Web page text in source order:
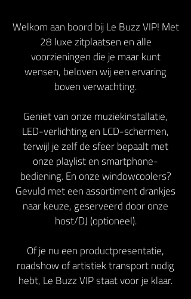
Welkom aan boord bij Le Buzz VIP! Met
28 luxe zitplaatsen en alle
voorzieningen die je maar kunt
wensen, beloven wij een ervaring
boven verwachting.
Geniet van onze muziekinstallatie,
LED-verlichting en LCD-schermen,
terwijl je zelf de sfeer bepaalt met
onze playlist en smartphone-
bediening. En onze windowcoolers?
Gevuld met een assortiment drankjes
naar keuze, geserveerd door onze
host/DJ (optioneel).
Of je nu een productpresentatie,
roadshow of artistiek transport nodig
hebt, Le Buzz VIP staat voor je klaar.